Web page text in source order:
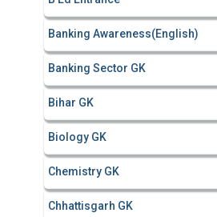
Banking Awareness(English)
Banking Sector GK
Bihar GK
Biology GK
Chemistry GK
Chhattisgarh GK